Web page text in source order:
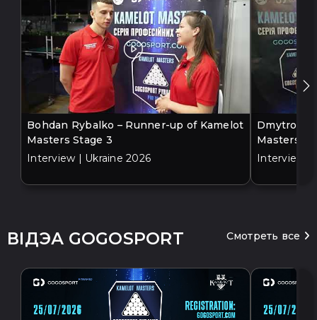
Bohdan Rybalko – Runner-up of Kamelot
Masters Stage 3
Interview | Ukraine 2026
Dmytro
Masters
Interview |
ВІДЭА GOGOSPORT Смотреть все